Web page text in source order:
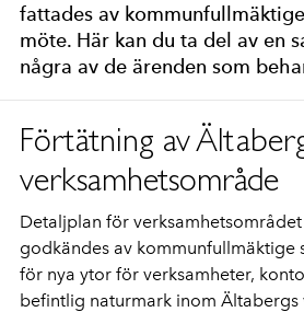
fattades av
möte. Här kan du ta del av en
några av de ärenden som
Förtätning av
verksamhetsområde
Detaljplan för
godkändes av
för nya ytor för verksamheter,
befintlig naturmark inom Ältabergs